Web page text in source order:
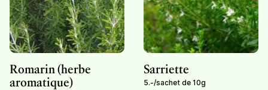
Romarin (herbe
aromatique)
Sarriette
sachet de 10g
/
5.-